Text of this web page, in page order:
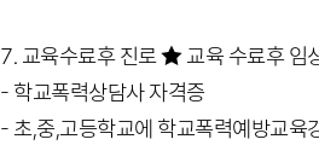
7. 교육수료후 진로 ★ 교육 수료후 임
- 학교폭력상담사 자격증
- 초,중,고등학교에 학교폭력예방교육